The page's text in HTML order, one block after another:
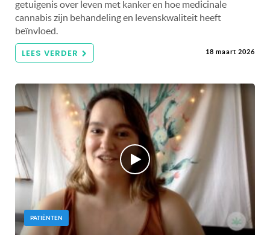
getuigenis over leven met kanker en hoe medicinale
cannabis zijn behandeling en levenskwaliteit heeft
beïnvloed.
LEES VERDER 18 maart 2026
PATIËNTEN